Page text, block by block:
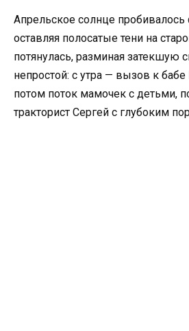
Апрельское солнце
оставляя полосатые тени на
потянулась, разминая затекшую
непростой: с утра — вызов к
потом поток мамочек с детьми,
тракторист Сергей с глубоким